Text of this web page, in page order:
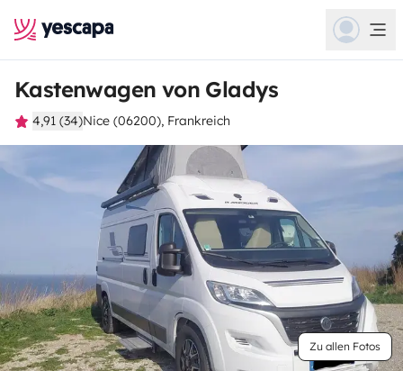
Kastenwagen von Gladys
4,91 (34)Nice (06200), Frankreich
Zu allen Fotos